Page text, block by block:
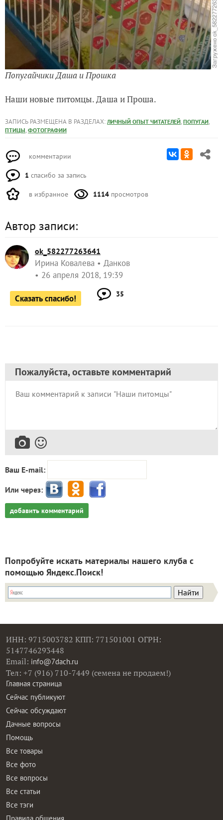
Попугайчики Даша и Прошка
Наши новые питомцы. Даша и Проша.
ЗАПИСЬ РАЗМЕЩЕНА В РАЗДЕЛАХ: ЛИЧНЫЙ ОПЫТ ЧИТАТЕЛЕЙ, ПОПУГАИ,
ПТИЦЫ, ФОТОГРАФИИ
комментарии
1 спасибо за запись
в избранное 1114 просмотров
Автор записи:
ok_582277263641
Ирина Ковалева
Данков
26 апреля 2018, 19:39
Сказать спасибо! 35
Пожалуйста, оставьте комментарий
Ваш E-mail:
Или через:
добавить комментарий
Попробуйте искать материалы нашего клуба с
помощью Яндекс.Поиск!
ИНН: 9715003782 КПП: 771501001 ОГРН:
5147746293448
Email: info@7dach.ru
Тел: +7 (916) 710-7449 (семена не продаем!)
Главная страница
Сейчас публикуют
Сейчас обсуждают
Дачные вопросы
Помощь
Все товары
Все фото
Все вопросы
Все статьи
Все тэги